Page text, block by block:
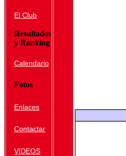
El Club
Resultados
y Ranking
Calendario
Fotos
Enlaces
Contactar
VIDEOS